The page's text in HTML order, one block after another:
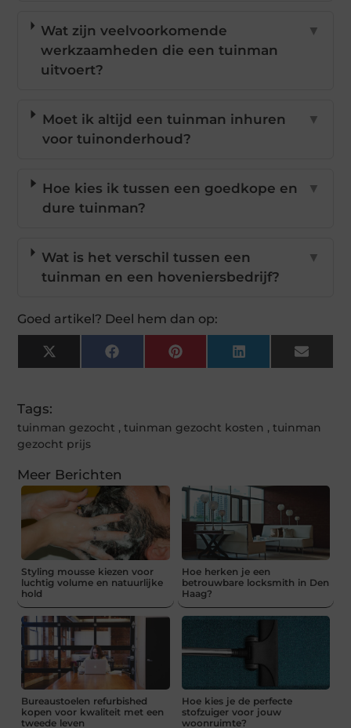
Wat zijn veelvoorkomende
werkzaamheden die een tuinman
uitvoert?
▼
Moet ik altijd een tuinman inhuren
voor tuinonderhoud?
▼
Hoe kies ik tussen een goedkope en
dure tuinman?
▼
Wat is het verschil tussen een
tuinman en een hoveniersbedrijf?
▼
Goed artikel? Deel hem dan op:
X
(Twitter)
FacebookPinterestLinkedInEmail
Tags:
tuinman gezocht ,tuinman gezocht kosten ,tuinman
gezocht prijs
Meer Berichten
Styling mousse kiezen voor
luchtig volume en natuurlijke
hold
Hoe herken je een
betrouwbare locksmith in Den
Haag?
Bureaustoelen refurbished
kopen voor kwaliteit met een
tweede leven
Hoe kies je de perfecte
stofzuiger voor jouw
woonruimte?